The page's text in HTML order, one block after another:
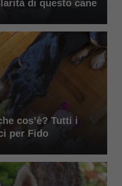
di questo cane
cos’è? Tutti i
per Fido